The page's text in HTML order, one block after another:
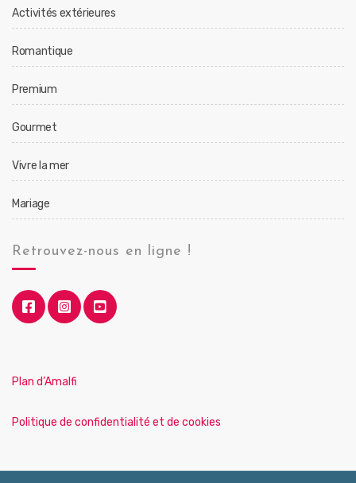
Activités extérieures
Romantique
Premium
Gourmet
Vivre la mer
Mariage
Retrouvez-nous en ligne !
Plan d’Amalfi
Politique de confidentialité et de cookies